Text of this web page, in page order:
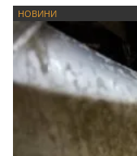
НОВИНИ